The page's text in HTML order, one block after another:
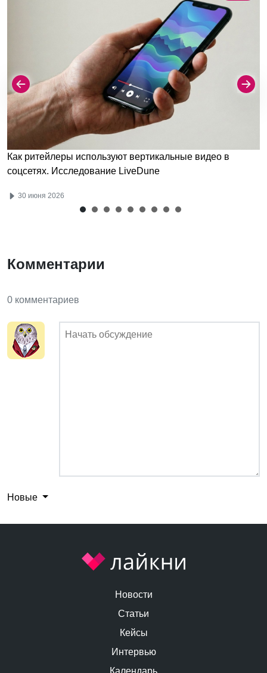
Как ритейлеры используют вертикальные видео в
соцсетях. Исследование LiveDune
30 июня 2026
Комментарии
0 комментариев
Новые
Новости
Статьи
Кейсы
Интервью
Календарь